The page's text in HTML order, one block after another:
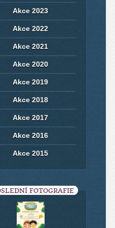
Akce 2023
Akce 2022
Akce 2021
Akce 2020
Akce 2019
Akce 2018
Akce 2017
Akce 2016
Akce 2015
FOTOGRAFIE